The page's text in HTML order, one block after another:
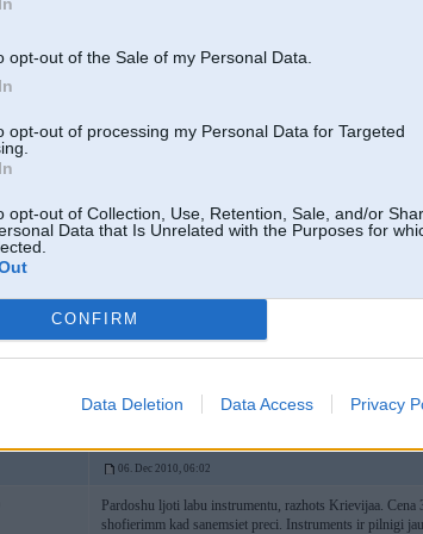
opt-out of the Sale of my Personal Data.
opt-out of processing my Personal Data for Targeted
opt-out of Collection, Use, Retention, Sale, and/or
Data that Is Unrelated with the Purposes for
CONFIRM
Data Deletion Data Access Privacy
BMW AUTOSERVISS UN TUNINGS
motora parbuve
turbo uzstadishana
vems, ms uzstadishana\reguleshana
izputeji no nerusejusha
06. Dec 2010, 06:02
Pardoshu ljoti labu instrumentu, razhots Krievijaa.
shofierimm kad sanemsiet preci. Instruments ir pilnigi